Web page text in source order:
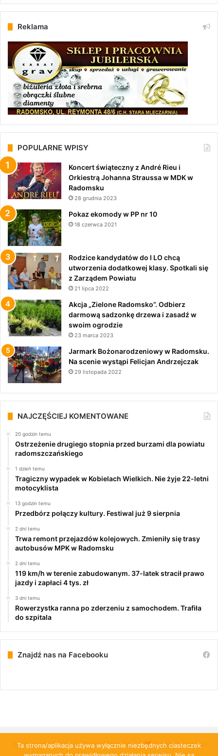
Reklama
POPULARNE WPISY
Koncert świąteczny z André Rieu i
Orkiestrą Johanna Straussa w MDK w
Radomsku
28 grudnia 2023
Pokaz ekomody w PP nr 10
18 czerwca 2021
Rodzice kandydatów do I LO chcą
utworzenia dodatkowej klasy. Spotkali się
z Zarządem Powiatu
21 lipca 2022
Akcja „Zielone Radomsko”. Odbierz
darmową sadzonkę drzewa i zasadź w
swoim ogrodzie
23 marca 2023
Jarmark Bożonarodzeniowy w Radomsku.
Na scenie wystąpi Felicjan Andrzejczak
29 listopada 2022
NAJCZĘŚCIEJ KOMENTOWANE
20 godzin temu
Ostrzeżenie drugiego stopnia przed burzami dla powiatu
radomszczańskiego
1 dzień temu
Tragiczny wypadek w Kobielach Wielkich. Nie żyje 22-letni
motocyklista
13 godzin temu
Przedbórz połączy kultury. Festiwal już 9 sierpnia
2 dni temu
Trwa remont przejazdów kolejowych. Zmieniły się trasy
autobusów MPK w Radomsku
2 dni temu
119 km/h w terenie zabudowanym. 37-latek stracił prawo
jazdy i zapłaci 4 tys. zł
3 dni temu
Rowerzystka ranna po zderzeniu z samochodem. Trafiła
do szpitala
Znajdź nas na Facebooku
© Copyright 2026, All Rights Reserved | PulsRadomska.pl
Ta strona/aplikacja używa wyłącznie niezbędnych ciasteczek